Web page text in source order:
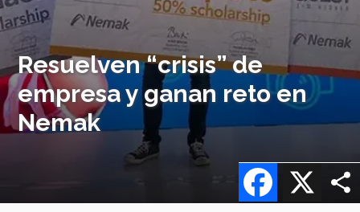
Resuelven “crisis” de
empresa y ganan reto en
Nemak
X
Facebook